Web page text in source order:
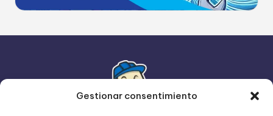
Gestionar consentimiento